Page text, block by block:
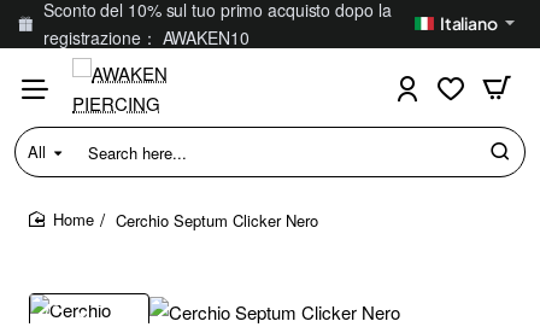
Sconto del 10% sul tuo primo acquisto dopo la
registrazione： AWAKEN10
Italiano
All
Search
here...
Cerchio Septum Clicker Nero